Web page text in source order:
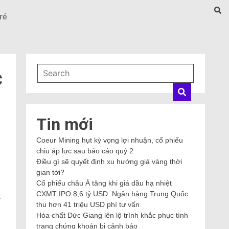
Tin mới
Coeur Mining hụt kỳ vọng lợi nhuận, cổ phiếu
chịu áp lực sau báo cáo quý 2
Điều gì sẽ quyết định xu hướng giá vàng thời
gian tới?
Cổ phiếu châu Á tăng khi giá dầu hạ nhiệt
CXMT IPO 8,6 tỷ USD: Ngân hàng Trung Quốc
thu hơn 41 triệu USD phí tư vấn
Hóa chất Đức Giang lên lộ trình khắc phục tình
trạng chứng khoán bị cảnh báo